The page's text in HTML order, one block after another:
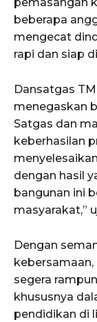
beberapa
mengecat
rapi dan siap
Dansatgas
menegaskan
Satgas dan
keberhasilan
dengan hasil
bangunan ini
masyarakat,”
Dengan
segera
khususnya
pendidikan di